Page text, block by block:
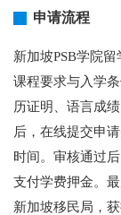
申请流程
新加坡PSB学院
课程要求与入学
历证明、语言成
后，在线提交申
时间。审核通过
支付学费押金。
新加坡移民局，